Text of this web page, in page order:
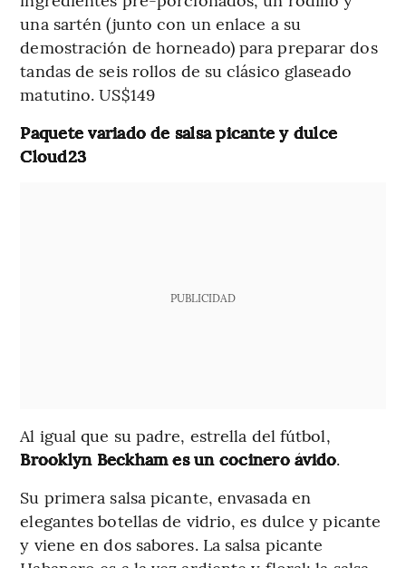
una sartén (junto con un enlace a su
demostración de horneado) para preparar dos
tandas de seis rollos de su clásico glaseado
matutino. US$149
Paquete variado de salsa picante y dulce
Cloud23
PUBLICIDAD
Al igual que su padre, estrella del fútbol,
Brooklyn Beckham es un cocinero ávido.
Su primera salsa picante, envasada en
elegantes botellas de vidrio, es dulce y picante
y viene en dos sabores. La salsa picante